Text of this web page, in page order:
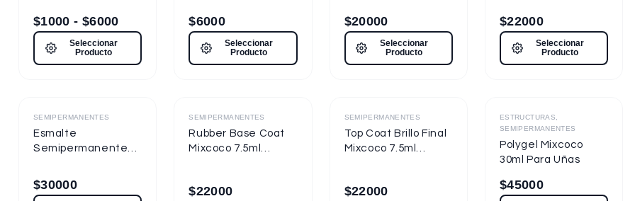
$1000 - $6000
Seleccionar
Producto
$6000
Seleccionar
Producto
Semitraslúcido
7.5ml Nueva
Presentación
$20000
Seleccionar
Producto
$22000
Seleccionar
Producto
Destacado
SEMIPERMANENTES
Esmalte
Semipermanente
Semitraslúcido 15ml
para Uñas
$30000
Destacado
SEMIPERMANENTES
Rubber Base Coat
Mixcoco 7.5ml
$22000
Destacado
SEMIPERMANENTES
Top Coat Brillo Final
Mixcoco 7.5ml
$22000
Destacado
ESTRUCTURAS,
SEMIPERMANENTES
Polygel Mixcoco
30ml Para Uñas
$45000